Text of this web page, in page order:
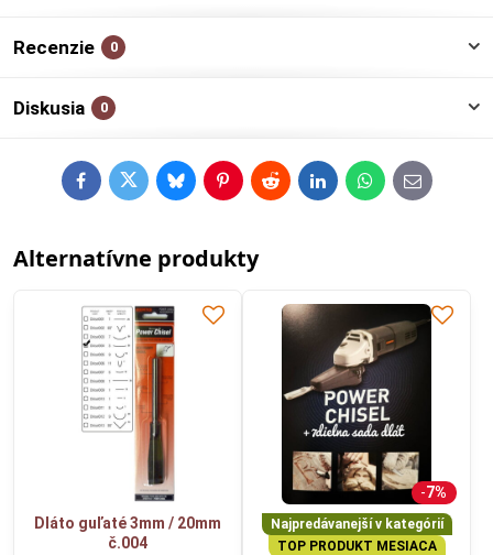
Recenzie 0
Diskusia 0
FacebookTwitterBlueskyPinterestRedditLinkedInWhatsApp
E-
mail
Alternatívne produkty
Dláto guľaté 3mm / 20mm
č.004
7%
Najpredávanejší v kategórií
TOP PRODUKT MESIACA